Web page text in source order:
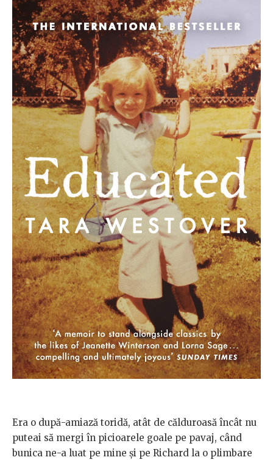
Era o după-amiază toridă, atât de călduroasă încât nu
puteai să mergi în picioarele goale pe pavaj, când
bunica ne-a luat pe mine și pe Richard la o plimbare